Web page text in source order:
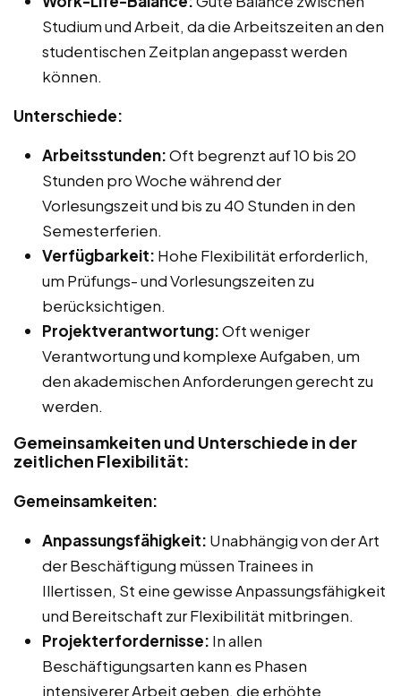
Studium und Arbeit, da die Arbeitszeiten an den
studentischen Zeitplan angepasst werden
können.
Unterschiede:
Arbeitsstunden:Oft begrenzt auf 10 bis 20
Stunden pro Woche während der
Vorlesungszeit und bis zu 40 Stunden in den
Semesterferien.
Verfügbarkeit: Hohe Flexibilität erforderlich,
um Prüfungs- und Vorlesungszeiten zu
berücksichtigen.
Projektverantwortung:Oft weniger
Verantwortung und komplexe Aufgaben, um
den akademischen Anforderungen gerecht zu
werden.
Gemeinsamkeiten und Unterschiede in der
zeitlichen Flexibilität:
Gemeinsamkeiten:
Anpassungsfähigkeit: Unabhängig von der Art
der Beschäftigung müssen Trainees in
Illertissen, St eine gewisse Anpassungsfähigkeit
und Bereitschaft zur Flexibilität mitbringen.
Projekterfordernisse: In allen
Beschäftigungsarten kann es Phasen
intensiverer Arbeit geben, die erhöhte